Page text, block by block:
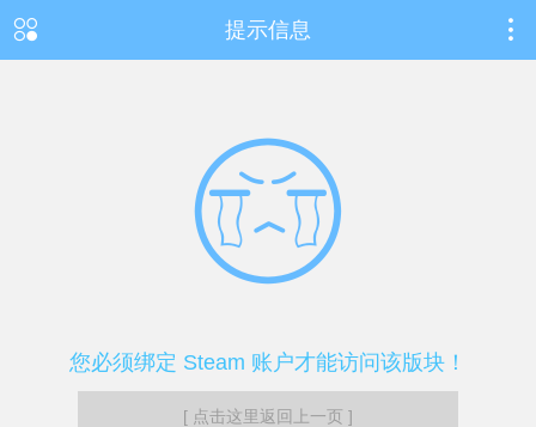
提示信息
您必须绑定 Steam 账户才能访问该版块！
[ 点击这里返回上一页 ]